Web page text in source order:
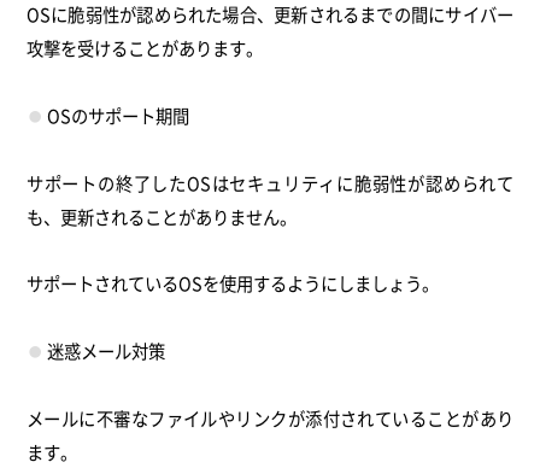
OSに脆弱性が認められた場合、更新されるまでの間にサイバー
攻撃を受けることがあります。
OSのサポート期間
サポートの終了したOSはセキュリティに脆弱性が認められて
も、更新されることがありません。
サポートされているOSを使用するようにしましょう。
迷惑メール対策
メールに不審なファイルやリンクが添付されていることがあり
ます。